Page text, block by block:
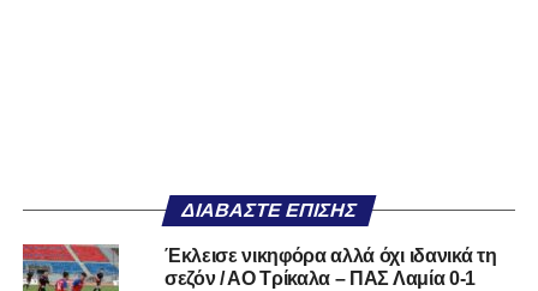
ΔΙΑΒΆΣΤΕ ΕΠΊΣΗΣ
Έκλεισε νικηφόρα αλλά όχι ιδανικά τη
σεζόν / ΑΟ Τρίκαλα – ΠΑΣ Λαμία 0-1